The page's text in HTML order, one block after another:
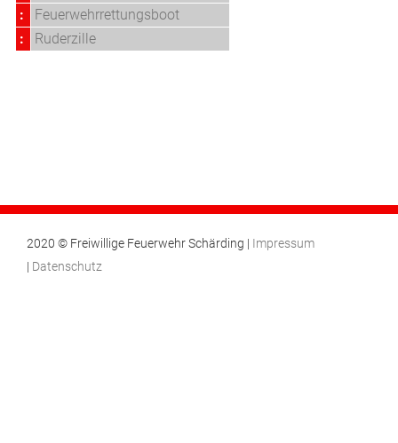
:
Feuerwehrrettungsboot
:
Ruderzille
2020 © Freiwillige Feuerwehr Schärding | Impressum
| Datenschutz